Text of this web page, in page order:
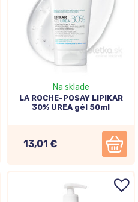
Na sklade
LA ROCHE-POSAY LIPIKAR
30% UREA gél 50ml
13,01 €